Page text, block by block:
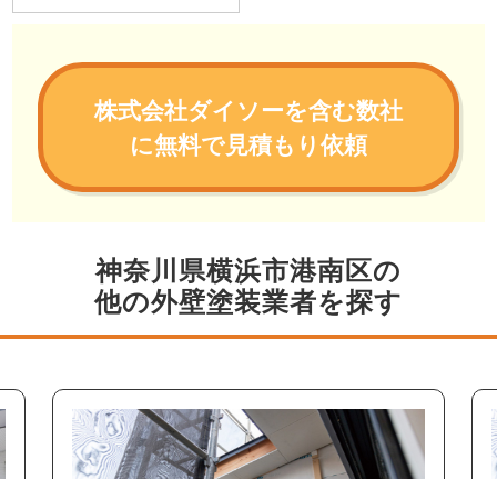
株式会社ダイソーを含む数社
に無料で見積もり依頼
神奈川県横浜市港南区の
他の外壁塗装業者を探す